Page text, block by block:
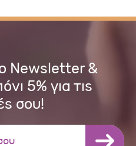
Newsletter &
5% για τις
σου!